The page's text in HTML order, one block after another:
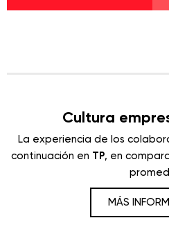
Cultura
La experiencia de los
continuación en TP, en
MÁS